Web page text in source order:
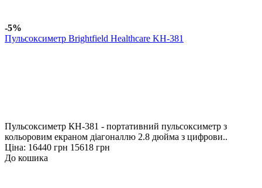
-5%
Пульсоксиметр Brightfield Healthcare KH-381
Пульсоксиметр КН-381 - портативний пульсоксиметр з
кольоровим екраном діагоналлю 2.8 дюйма з цифрови..
Ціна: 16440 грн 15618 грн
До кошика